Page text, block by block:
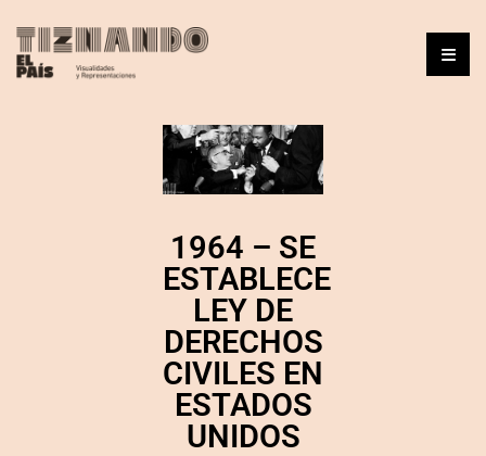
1964 – SE
ESTABLECE
LEY DE
DERECHOS
CIVILES EN
ESTADOS
UNIDOS